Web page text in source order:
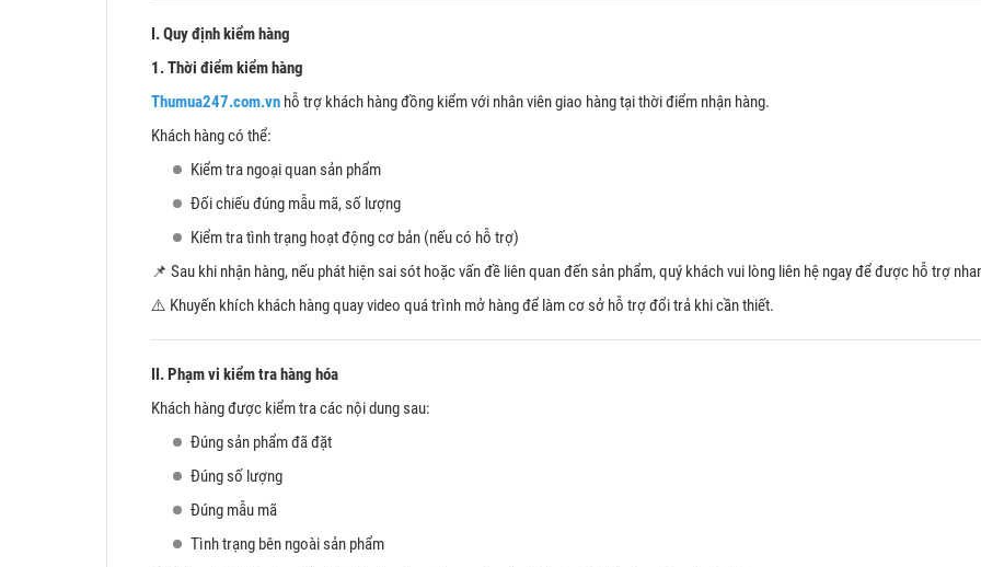
I. Quy định kiểm hàng
1. Thời điểm kiểm hàng
Thumua247.com.vn hỗ trợ khách hàng đồng kiểm với nhân viên giao hàng tại thời điểm nhận hàng.
Khách hàng có thể:
Kiểm tra ngoại quan sản phẩm
Đối chiếu đúng mẫu mã, số lượng
Kiểm tra tình trạng hoạt động cơ bản (nếu có hỗ trợ)
📌 Sau khi nhận hàng, nếu phát hiện sai sót hoặc vấn đề liên quan đến sản phẩm, quý khách vui lòng liên hệ ngay để được hỗ trợ
⚠️ Khuyến khích khách hàng quay video quá trình mở hàng để làm cơ sở hỗ trợ đổi trả khi cần thiết.
II. Phạm vi kiểm tra hàng hóa
Khách hàng được kiểm tra các nội dung sau:
Đúng sản phẩm đã đặt
Đúng số lượng
Đúng mẫu mã
Tình trạng bên ngoài sản phẩm